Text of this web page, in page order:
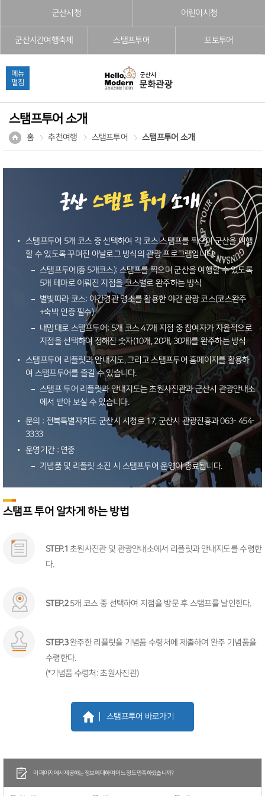
군산시청 어린이시청
군산시간여행축제 스탬프투어 포토투어
메뉴
펼침
스탬프투어 소개
홈 추천여행 스탬프투어 스탬프투어 소개
군산스탬프 투어소개
스탬프투어 5개 코스 중 선택하여 각 코스 스탬프를 찍으며 군산을 여행
할 수 있도록 꾸며진 아날로그 방식의 관광 프로그램입니다.
스탬프투어(총 5개코스): 스탬프를 찍으며 군산을 여행할 수 있도록
5개 테마로 이뤄진 지점을 코스별로 완주하는 방식
별빛따라 코스: 야간경관 명소를 활용한 야간 관광 코스(코스완주
+숙박 인증 필수)
내맘대로 스탬프투어: 5개 코스 47개 지점 중 참여자가 자율적으로
지점을 선택하여 정해진 숫자(10개, 20개, 30개)를 완주하는 방식
스탬프투어 리플릿과 안내지도, 그리고 스탬프투어 홈페이지를 활용하
여 스탬프투어를 즐길 수 있습니다.
스탬프 투어 리플릿과 안내지도는 초원사진관과 군산시 관광안내소
에서 받아 보실 수 있습니다.
문의 : 전북특별자치도 군산시 시청로 17, 군산시 관광진흥과 063- 454-
3333
운영기간 : 연중
기념품 및 리플릿 소진 시 스탬프투어 운영이 종료됩니다.
스탬프 투어 알차게 하는 방법
STEP.1 초원사진관 및 관광안내소에서 리플릿과 안내지도를 수령한
다.
STEP.25개 코스 중 선택하여 지점을 방문 후 스탬프를 날인한다.
STEP.3완주한 리플릿을 기념품 수령처에 제출하여 완주 기념품을
수령한다.
(*기념품 수령처: 초원사진관)
스탬프투어 바로가기
이 페이지에서 제공하는 정보에 대하여 어느 정도 만족하셨습니까?